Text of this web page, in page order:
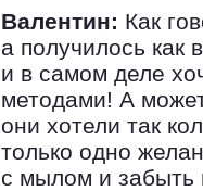
Валентин: Как
а получилось как
и в самом деле
методами! А
они хотели так
только одно
с мылом и забыть